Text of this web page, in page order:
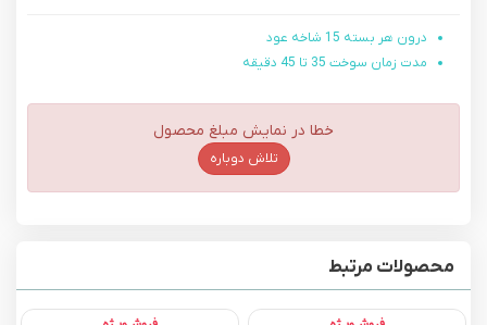
درون هر بسته 15 شاخه عود
مدت زمان سوخت 35 تا 45 دقیقه
خطا در نمایش مبلغ محصول
تلاش دوباره
محصولات مرتبط